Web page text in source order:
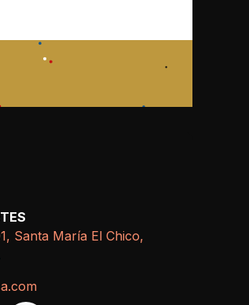
Santa María El Chico,